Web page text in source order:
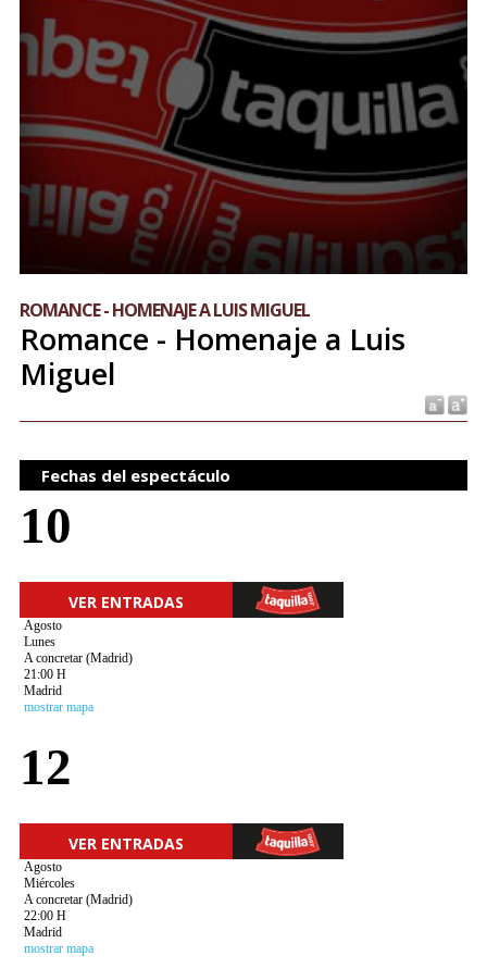
ROMANCE - HOMENAJE A LUIS MIGUEL
Romance - Homenaje a Luis
Miguel
Fechas del espectáculo
10
VER ENTRADAS
Agosto
Lunes
A concretar (Madrid)
21:00 H
Madrid
mostrar mapa
12
VER ENTRADAS
Agosto
Miércoles
A concretar (Madrid)
22:00 H
Madrid
mostrar mapa